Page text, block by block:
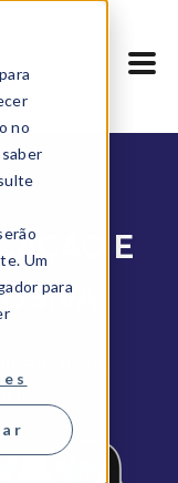
no
Um
para
E